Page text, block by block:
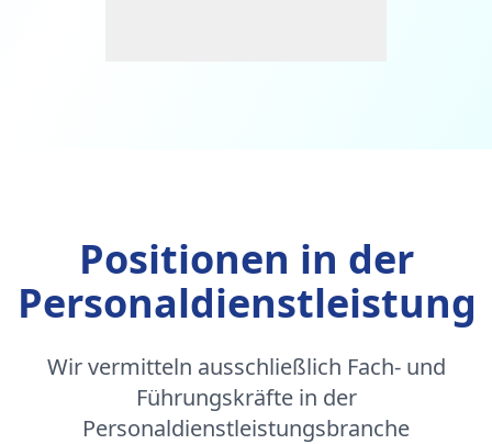
Positionen in der
Personaldienstleistung
Wir vermitteln ausschließlich Fach- und
Führungskräfte in der
Personaldienstleistungsbranche